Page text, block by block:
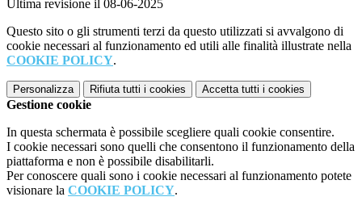
Ultima revisione il 08-06-2025
Questo sito o gli strumenti terzi da questo utilizzati si avvalgono di
cookie necessari al funzionamento ed utili alle finalità illustrate nella
COOKIE POLICY.
Personalizza Rifiuta tutti i cookies Accetta tutti i cookies
Gestione cookie
In questa schermata è possibile scegliere quali cookie consentire.
I cookie necessari sono quelli che consentono il funzionamento della
piattaforma e non è possibile disabilitarli.
Per conoscere quali sono i cookie necessari al funzionamento potete
visionare la COOKIE POLICY.